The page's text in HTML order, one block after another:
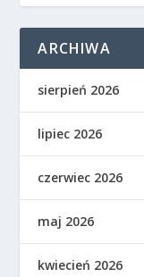
ARCHIWA
sierpień 2026
lipiec 2026
czerwiec 2026
maj 2026
kwiecień 2026